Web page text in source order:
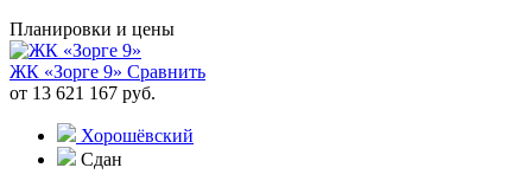
Планировки и цены
ЖК «Зорге 9» Сравнить
от 13 621 167 руб.
Хорошёвский
Сдан